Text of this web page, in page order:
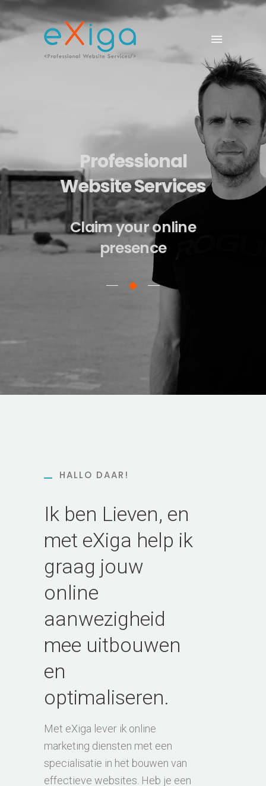
Professional
Website Services
Claim your online
presence
HALLO DAAR!
Ik ben Lieven, en
met eXiga help ik
graag jouw
online
aanwezigheid
mee uitbouwen
en
optimaliseren.
Met eXiga lever ik online
marketing diensten met een
specialisatie in het bouwen van
effectieve websites. Heb je een